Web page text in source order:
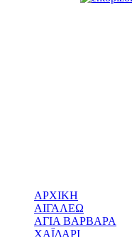
ΑΡΧΙΚΗ
ΑΙΓΑΛΕΩ
ΑΓΙΑ ΒΑΡΒΑΡΑ
ΧΑΪΔΑΡΙ